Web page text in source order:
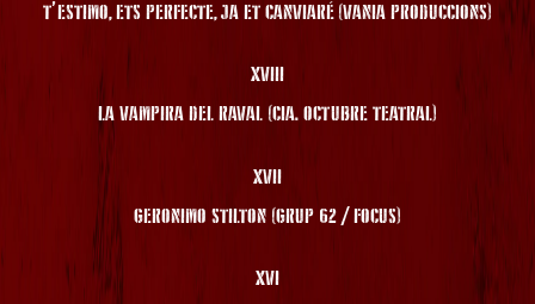
T’ESTIMO, ETS PERFECTE, JA ET CANVIARÉ (VANIA PRODUCCIONS)
XVIII
LA VAMPIRA DEL RAVAL (CIA. OCTUBRE TEATRAL)
XVII
GERONIMO STILTON (GRUP 62 / FOCUS)
XVI